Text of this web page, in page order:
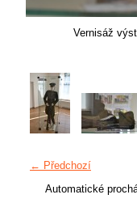
Vernisáž
← Předchozí
Automatické